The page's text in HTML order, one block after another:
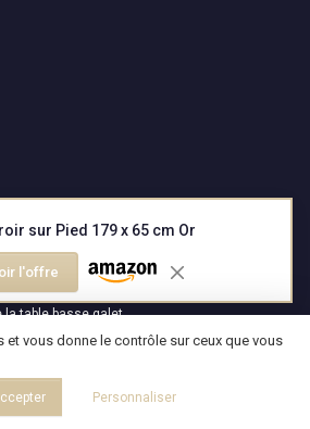
sur Pied 179 x 65 cm Or
l'offre
: Créer des sculptures lumineuses pour
l’espace
en U : le gros nuage en velours qui
la table basse galet
: Ostal - Une collection qui allie design
: NEOSIEGES ( Maître de la Carcasse de Siège
innovation et engagement durable )
et vous donne le contrôle sur ceux que vous
Personnaliser